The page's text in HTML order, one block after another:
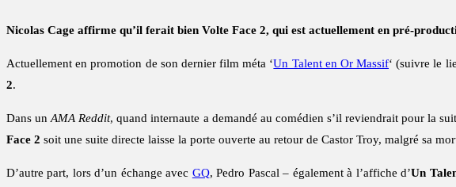
Nicolas Cage affirme qu’il ferait bien Volte Face 2, qui est actuellement en pré-
Actuellement en promotion de son dernier film méta ‘Un Talent en Or Massif‘ (suivre le
2.
Dans unAMA Reddit, quand internaute a demandé au comédien s’il reviendrait pour la
Face 2 soit une suite directe laisse la porte ouverte au retour de Castor Troy, malgré sa
D’autre part, lors d’un échange avec GQ, Pedro Pascal – également à l’affiche d’Un